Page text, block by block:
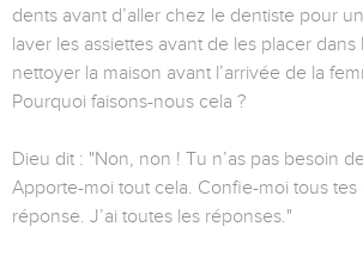
dents avant d’aller chez le dentiste pour
laver les assiettes avant de les placer dans
nettoyer la maison avant l’arrivée de la
Pourquoi faisons-nous cela ?
Dieu dit : "Non, non ! Tu n’as pas besoin
Apporte-moi tout cela. Confie-moi tous tes
réponse. J’ai toutes les réponses."